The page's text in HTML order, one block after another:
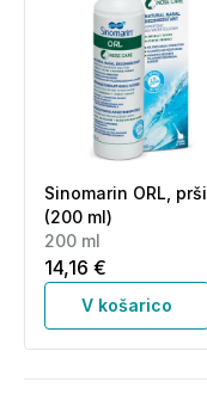
Sinomarin ORL,
(200 ml)
200 ml
14,16 €
V košarico